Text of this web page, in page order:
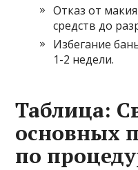
Отказ от
средств до
Избегание
1-2 недели.
Таблица:
основных
по